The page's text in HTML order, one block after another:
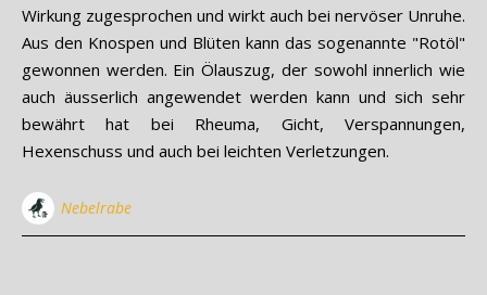
Wirkung zugesprochen und wirkt auch bei nervöser Unruhe.
Aus den Knospen und Blüten kann das sogenannte "Rotöl"
gewonnen werden. Ein Ölauszug, der sowohl innerlich wie
auch äusserlich angewendet werden kann und sich sehr
bewährt hat bei Rheuma, Gicht, Verspannungen,
Hexenschuss und auch bei leichten Verletzungen.
Nebelrabe